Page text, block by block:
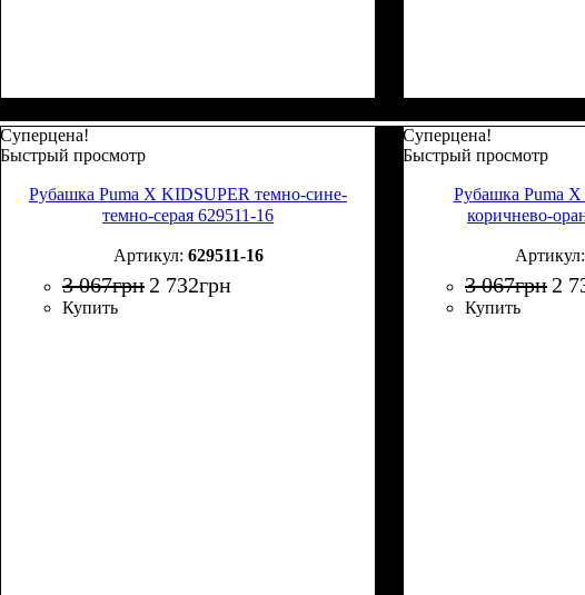
Суперцена!
Быстрый просмотр
Рубашка Puma X KIDSUPER темно-сине-
темно-серая 629511-16
629511-16
3 067грн2 732грн
Купить
Суперцена!
Быстрый просмотр
Рубашка Puma
коричнево-
3 067грн2
Купить